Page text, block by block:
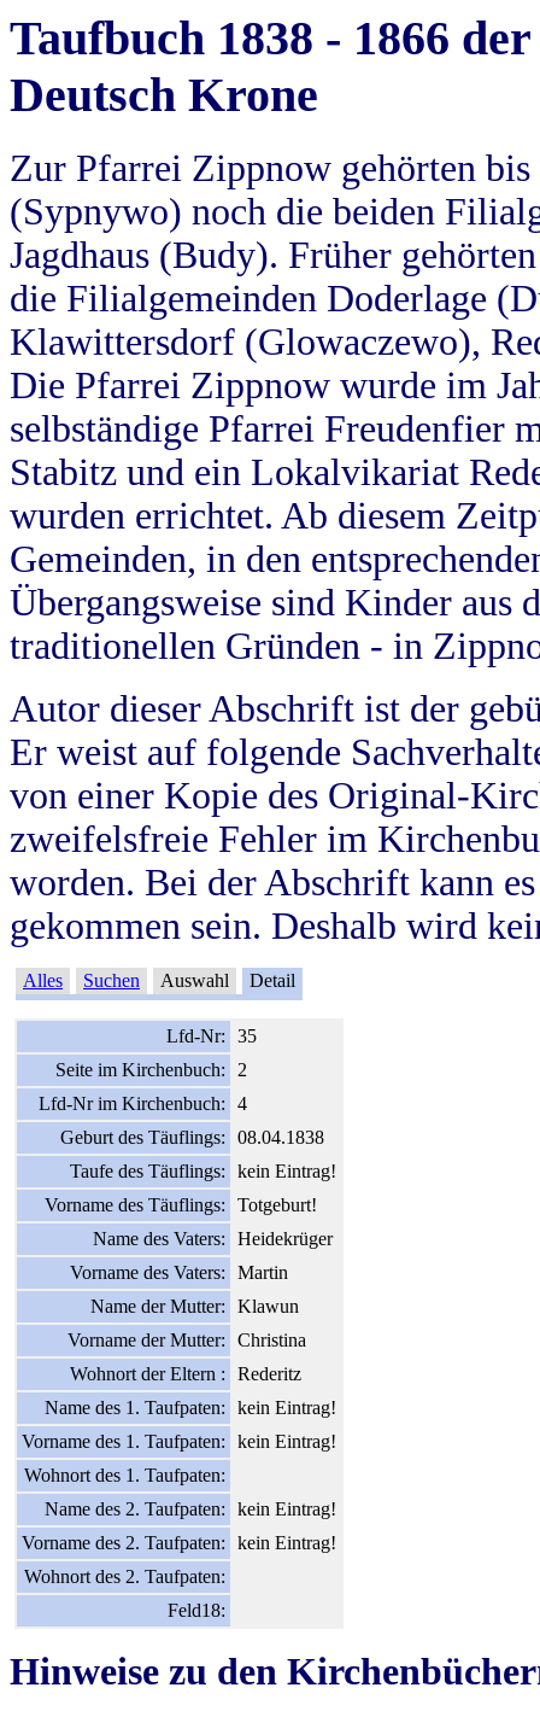
Taufbuch 1838 - 1866
Deutsch Krone
Zur Pfarrei Zippnow gehörten
(Sypnywo) noch die beiden
Jagdhaus (Budy). Früher
die Filialgemeinden Doderlage
Klawittersdorf (Glowaczewo),
Die Pfarrei Zippnow wurde im
selbständige Pfarrei Freudenfier
Stabitz und ein Lokalvikariat
wurden errichtet. Ab diesem
Gemeinden, in den
Übergangsweise sind Kinder aus
traditionellen Gründen - in
Autor dieser Abschrift ist der
Er weist auf folgende
von einer Kopie des Original-
zweifelsfreie Fehler im
worden. Bei der Abschrift kann
gekommen sein. Deshalb wird
Alles Suchen Auswahl Detail
Lfd-Nr:
35
Seite im Kirchenbuch:
2
Lfd-Nr im Kirchenbuch:
4
Geburt des Täuflings:
08.04.1838
Taufe des Täuflings:
kein Eintrag!
Vorname des Täuflings:
Totgeburt!
Name des Vaters:
Heidekrüger
Vorname des Vaters:
Martin
Name der Mutter:
Klawun
Vorname der Mutter:
Christina
Wohnort der Eltern :
Rederitz
Name des 1. Taufpaten:
kein Eintrag!
Vorname des 1. Taufpaten:
kein Eintrag!
Wohnort des 1. Taufpaten:
Name des 2. Taufpaten:
kein Eintrag!
Vorname des 2. Taufpaten:
kein Eintrag!
Wohnort des 2. Taufpaten:
Feld18:
Hinweise zu den